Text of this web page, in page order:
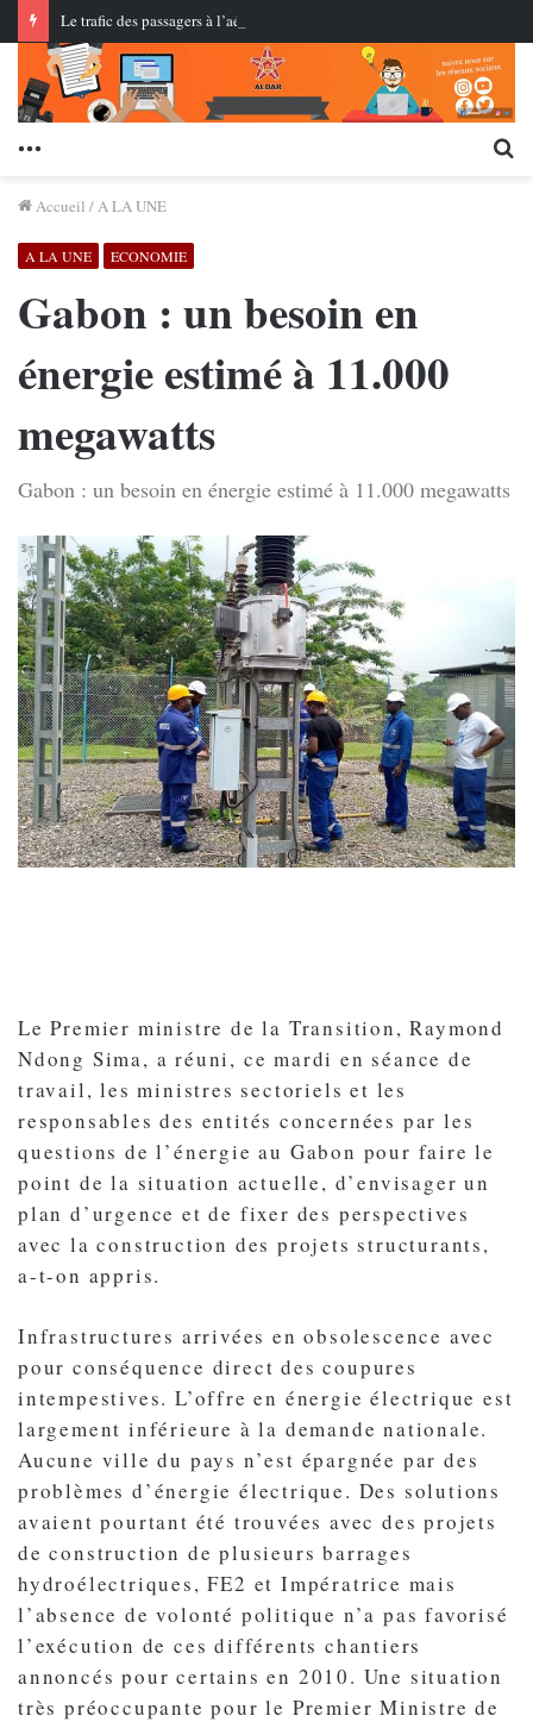
Accueil /A LA UNE
A LA UNE ECONOMIE
Gabon : un besoin en
énergie estimé à 11.000
megawatts
Gabon : un besoin en énergie estimé à 11.000 megawatts
Le Premier ministre de la Transition, Raymond
Ndong Sima, a réuni, ce mardi en séance de
travail, les ministres sectoriels et les
responsables des entités concernées par les
questions de l’énergie au Gabon pour faire le
point de la situation actuelle, d’envisager un
plan d’urgence et de fixer des perspectives
avec la construction des projets structurants,
a-t-on appris.
Infrastructures arrivées en obsolescence avec
pour conséquence direct des coupures
intempestives. L’offre en énergie électrique est
largement inférieure à la demande nationale.
Aucune ville du pays n’est épargnée par des
problèmes d’énergie électrique. Des solutions
avaient pourtant été trouvées avec des projets
de construction de plusieurs barrages
hydroélectriques, FE2 et Impératrice mais
l’absence de volonté politique n’a pas favorisé
l’exécution de ces différents chantiers
annoncés pour certains en 2010. Une situation
très préoccupante pour le Premier Ministre de